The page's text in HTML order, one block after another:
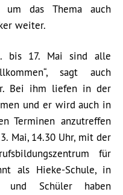
das Thema auch
weiter.
bis 17. Mai sind alle
sagt auch
Bei ihm liefen in der
und er wird auch in
Terminen anzutreffen
Mai, 14.30 Uhr, mit der
für
als Hieke-Schule, in
und Schüler haben